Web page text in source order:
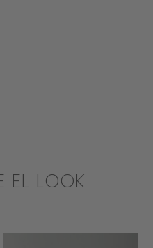
EL LOOK